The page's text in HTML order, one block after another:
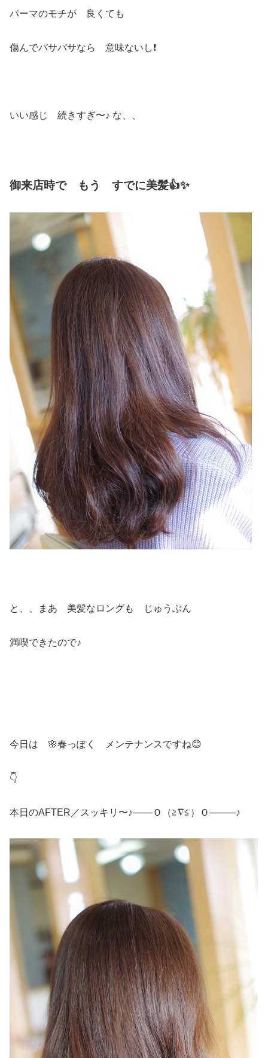
パーマのモチが 良くても
傷んでバサバサなら 意味ないし❗️
いい感じ 続きすぎ〜♪ な、、
御来店時で もう すでに美髪👍✨
と、、まあ 美髪なロングも じゅうぶん
満喫できたので♪
今日は 🌸春っぽく メンテナンスですね😊
👇
本日のAFTER／スッキリ〜♪───Ｏ（≧∇≦）Ｏ────♪